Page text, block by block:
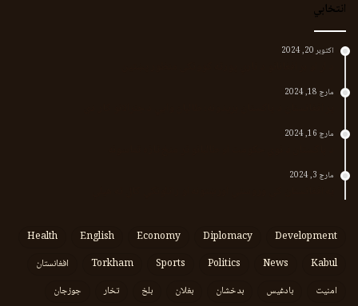
انتخابي
اکتوبر 20, 2024
مارچ 18, 2024
مارچ 16, 2024
مارچ 3, 2024
Development
Diplomacy
Economy
English
Health
Kabul
News
Politics
Sports
Torkham
افغانستان
امنیت
بادغیس بدخشان بغلان بلخ تخار
جوزجان